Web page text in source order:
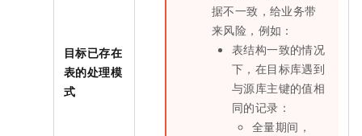
目标已存在
表的处理模
式
据不一致，给业务带
来风险，例如：
表结构一致的情况
下，在目标库遇到
与源库主键的值相
同的记录：
全量期间，